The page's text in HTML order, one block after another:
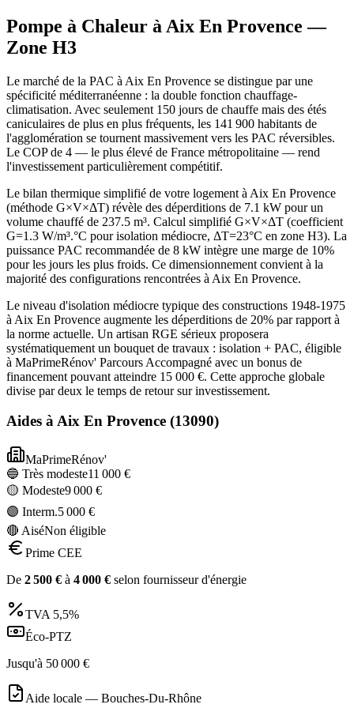
Pompe à Chaleur à Aix En Provence —
Zone H3
Le marché de la PAC à Aix En Provence se distingue par une
spécificité méditerranéenne : la double fonction chauffage-
climatisation. Avec seulement 150 jours de chauffe mais des étés
caniculaires de plus en plus fréquents, les 141 900 habitants de
l'agglomération se tournent massivement vers les PAC réversibles.
Le COP de 4 — le plus élevé de France métropolitaine — rend
l'investissement particulièrement compétitif.
Le bilan thermique simplifié de votre logement à Aix En Provence
(méthode G×V×ΔT) révèle des déperditions de 7.1 kW pour un
volume chauffé de 237.5 m³. Calcul simplifié G×V×ΔT (coefficient
G=1.3 W/m³.°C pour isolation médiocre, ΔT=23°C en zone H3). La
puissance PAC recommandée de 8 kW intègre une marge de 10%
pour les jours les plus froids. Ce dimensionnement convient à la
majorité des configurations rencontrées à Aix En Provence.
Le niveau d'isolation médiocre typique des constructions 1948-1975
à Aix En Provence augmente les déperditions de 20% par rapport à
la norme actuelle. Un artisan RGE sérieux proposera
systématiquement un bouquet de travaux : isolation + PAC, éligible
à MaPrimeRénov' Parcours Accompagné avec un bonus de
financement pouvant atteindre 15 000 €. Cette approche globale
divise par deux le temps de retour sur investissement.
Aides àAix En Provence (13090)
MaPrimeRénov'
🔵 Très modeste11 000 €
🟡 Modeste9 000 €
🟣 Interm.5 000 €
🔴 AiséNon éligible
Prime CEE
De 2 500 € à 4 000 € selon fournisseur d'énergie
TVA 5,5%
Éco-PTZ
Jusqu'à 50 000 €
Aide locale — Bouches-Du-Rhône